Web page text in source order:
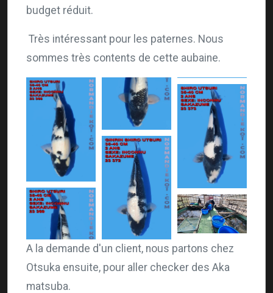
budget réduit.
Très intéressant pour les paternes. Nous
sommes très contents de cette aubaine.
A la demande d'un client, nous partons chez
Otsuka ensuite, pour aller checker des Aka
matsuba.